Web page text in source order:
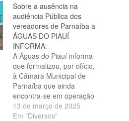
Sobre a ausência na
audiência Pública dos
vereadores de Parnaíba a
ÁGUAS DO PIAUÍ
INFORMA:
A Águas do Piauí informa
que formalizou, por ofício,
à Câmara Municipal de
Parnaíba que ainda
encontra-se em operação
assistida dos sistemas de
fornecimento de água e
13 de março de 2025
Em "Diversos"